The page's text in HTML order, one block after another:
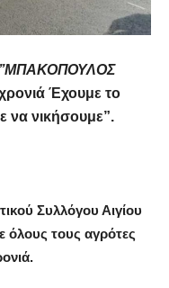
Έχουμε το
να νικήσουμε”.
Συλλόγου Αιγίου
όλους τους αγρότες